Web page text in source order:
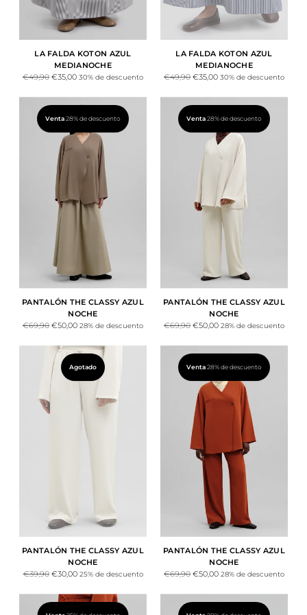
LA FALDA KOTON AZUL
MEDIANOCHE
Precio
€49,90 €35,00 30% de descuento
LA FALDA KOTON AZUL
MEDIANOCHE
Precio
€49,90 €35,00 30% de descuento
PANTALÓN THE CLASSY AZUL
NOCHE
Precio
€69,90 €50,00 28% de descuento
Venta28% de descuento
PANTALÓN THE CLASSY AZUL
NOCHE
Precio
€69,90 €50,00 28% de descuento
Venta28% de descuento
PANTALÓN THE CLASSY AZUL
NOCHE
Precio
€39,90 €30,00 25% de descuento
Agotado
PANTALÓN THE CLASSY AZUL
NOCHE
Precio
€69,90 €50,00 28% de descuento
Venta28% de descuento